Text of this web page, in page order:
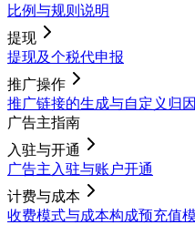
比例与规则说明
提现
提现及个税代申报
推广操作
推广链接的生成与自定义 归
广告主指南
入驻与开通
广告主入驻与账户开通
计费与成本
收费模式与成本构成预充值